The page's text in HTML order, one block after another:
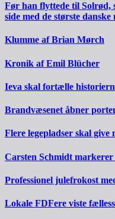
Før han flyttede til Solrød,
side med de største danske
Klumme af Brian Mørch
Kronik af Emil Blücher
Ieva skal fortælle
Brandvæsenet åbner
Flere legepladser skal give
Carsten Schmidt
Professionel julefrokost
Lokale FDFere viste